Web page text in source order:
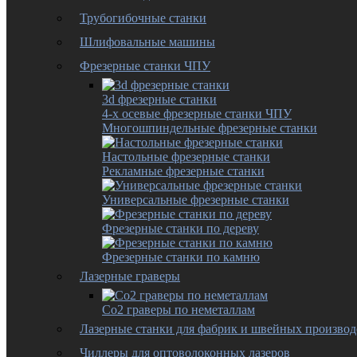
Трубогибочные станки
Шлифовальные машины
Фрезерные станки ЧПУ
3d фрезерные станки
4-х осевые фрезерные станки ЧПУ
Многошпиндельные фрезерные станки
Настольные фрезерные станки
Рекламные фрезерные станки
Универсальные фрезерные станки
Фрезерные станки по дереву
Фрезерные станки по камню
Лазерные граверы
Co2 граверы по неметаллам
Лазерные станки для фабрик и швейных
Чиллеры для оптоволоконных лазеров